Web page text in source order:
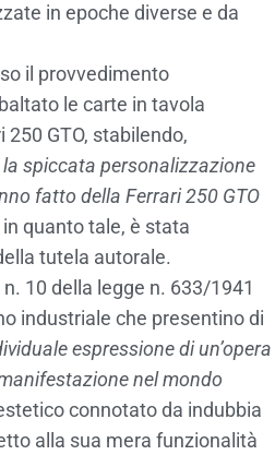
in epoche diverse e da
il provvedimento
le carte in tavola
250 GTO, stabilendo,
la spiccata personalizzazione
fatto della Ferrari 250 GTO
in quanto tale, è stata
tutela autorale.
10 della legge n. 633/1941
industriale che presentino di
espressione di un’opera
nel mondo
connotato da indubbia
alla sua mera funzionalità